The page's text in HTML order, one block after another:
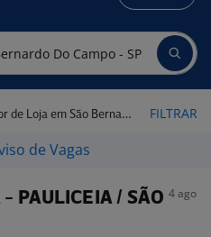
São Bernardo do Campo - SP FILTRAR
de Vagas
- PAULICEIA / SÃO 4 ago